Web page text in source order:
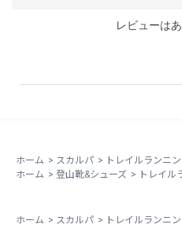
レビューは
ホーム > スカルパ > トレイルランニ
ホーム > 登山靴&シューズ > トレイル
ホーム > スカルパ > トレイルランニ